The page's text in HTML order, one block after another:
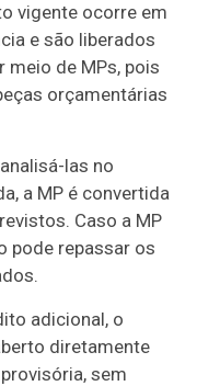
vigente ocorre em
e são liberados
meio de MPs, pois
orçamentárias
las no
a MP é convertida
Caso a MP
pode repassar os
adicional, o
diretamente
sem